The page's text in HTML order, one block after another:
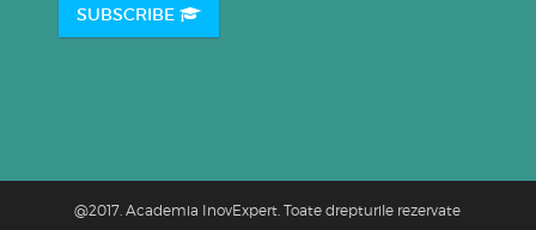
SUBSCRIBE
@2017. Academia InovExpert. Toate drepturile rezervate